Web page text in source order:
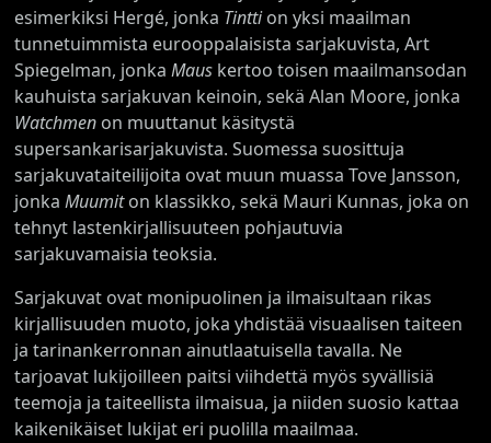
esimerkiksi Hergé, jonka Tinttion yksi maailman
tunnetuimmista eurooppalaisista sarjakuvista, Art
Spiegelman, jonkaMaus kertoo toisen maailmansodan
kauhuista sarjakuvan keinoin, sekä Alan Moore, jonka
Watchmen on muuttanut käsitystä
supersankarisarjakuvista. Suomessa suosittuja
sarjakuvataiteilijoita ovat muun muassa Tove Jansson,
jonkaMuumiton klassikko, sekä Mauri Kunnas, joka on
tehnyt lastenkirjallisuuteen pohjautuvia
sarjakuvamaisia teoksia.
Sarjakuvat ovat monipuolinen ja ilmaisultaan rikas
kirjallisuuden muoto, joka yhdistää visuaalisen taiteen
ja tarinankerronnan ainutlaatuisella tavalla. Ne
tarjoavat lukijoilleen paitsi viihdettä myös syvällisiä
teemoja ja taiteellista ilmaisua, ja niiden suosio kattaa
kaikenikäiset lukijat eri puolilla maailmaa.